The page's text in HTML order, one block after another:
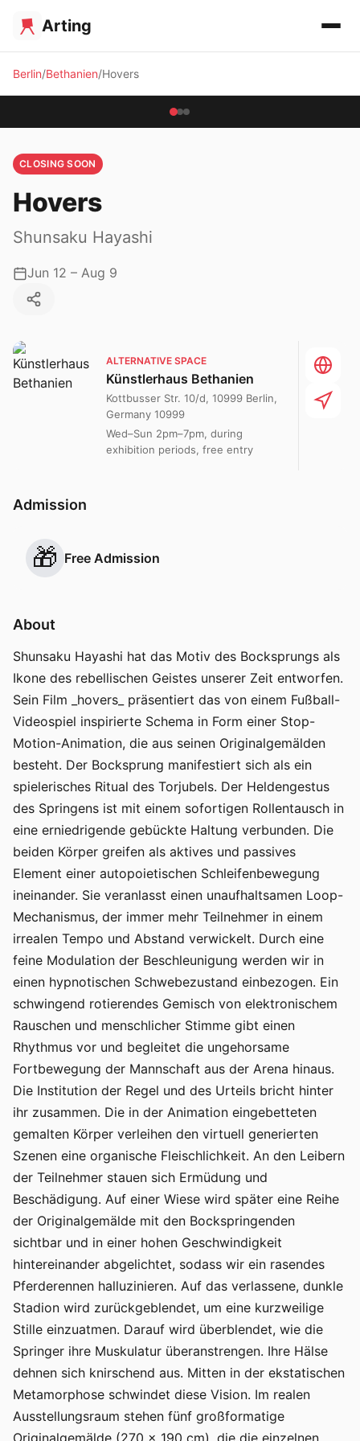
Arting
Berlin Bethanien Hovers
CLOSING SOON
Hovers
Shunsaku Hayashi
Jun 12 – Aug 9
ALTERNATIVE SPACE
Künstlerhaus Bethanien
Kottbusser Str. 10/d, 10999 Berlin,
Germany 10999
Wed–Sun 2pm–7pm, during
exhibition periods, free entry
Admission
🎁 Free Admission
About
Shunsaku Hayashi hat das Motiv des Bocksprungs als
Ikone des rebellischen Geistes unserer Zeit entworfen.
Sein Film _hovers_ präsentiert das von einem Fußball-
Videospiel inspirierte Schema in Form einer Stop-
Motion-Animation, die aus seinen Originalgemälden
besteht. Der Bocksprung manifestiert sich als ein
spielerisches Ritual des Torjubels. Der Heldengestus
des Springens ist mit einem sofortigen Rollentausch in
eine erniedrigende gebückte Haltung verbunden. Die
beiden Körper greifen als aktives und passives
Element einer autopoietischen Schleifenbewegung
ineinander. Sie veranlasst einen unaufhaltsamen Loop-
Mechanismus, der immer mehr Teilnehmer in einem
irrealen Tempo und Abstand verwickelt. Durch eine
feine Modulation der Beschleunigung werden wir in
einen hypnotischen Schwebezustand einbezogen. Ein
schwingend rotierendes Gemisch von elektronischem
Rauschen und menschlicher Stimme gibt einen
Rhythmus vor und begleitet die ungehorsame
Fortbewegung der Mannschaft aus der Arena hinaus.
Die Institution der Regel und des Urteils bricht hinter
ihr zusammen. Die in der Animation eingebetteten
gemalten Körper verleihen den virtuell generierten
Szenen eine organische Fleischlichkeit. An den Leibern
der Teilnehmer stauen sich Ermüdung und
Beschädigung. Auf einer Wiese wird später eine Reihe
der Originalgemälde mit den Bockspringenden
sichtbar und in einer hohen Geschwindigkeit
hintereinander abgelichtet, sodass wir ein rasendes
Pferderennen halluzinieren. Auf das verlassene, dunkle
Stadion wird zurückgeblendet, um eine kurzweilige
Stille einzuatmen. Darauf wird überblendet, wie die
Springer ihre Muskulatur überanstrengen. Ihre Hälse
dehnen sich knirschend aus. Mitten in der ekstatischen
Metamorphose schwindet diese Vision. Im realen
Ausstellungsraum stehen fünf großformatige
Originalgemälde (270 x 190 cm), die die einzelnen